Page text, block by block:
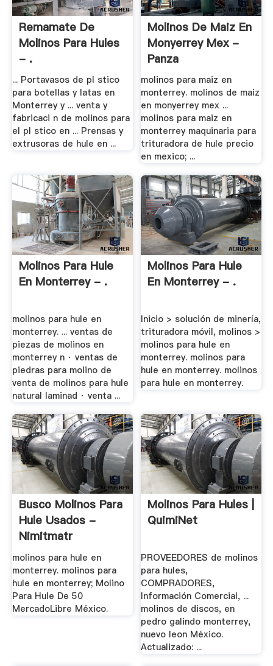
Remamate De
Molinos Para Hules
- .
... Portavasos de pl stico
para botellas y latas en
Monterrey y ... venta y
fabricaci n de molinos para
el pl stico en ... Prensas y
extrusoras de hule en ...
Molinos De Maiz En
Monyerrey Mex -
Panza
molinos para maiz en
monterrey. molinos de maiz
en monyerrey mex ...
molinos para maiz en
monterrey maquinaria para
trituradora de hule precio
en mexico; ...
Molinos Para Hule
En Monterrey - .
molinos para hule en
monterrey. ... ventas de
piezas de molinos en
monterrey n · ventas de
piedras para molino de
venta de molinos para hule
natural laminad · venta ...
Molinos Para Hule
En Monterrey - .
Inicio > solución de minería,
trituradora móvil, molinos >
molinos para hule en
monterrey. molinos para
hule en monterrey. molinos
para hule en monterrey.
Busco Molinos Para
Hule Usados -
Nimitmatr
molinos para hule en
monterrey. molinos para
hule en monterrey; Molino
Para Hule De 50
MercadoLibre México.
Molinos Para Hules |
QuimiNet
PROVEEDORES de molinos
para hules,
COMPRADORES,
Información Comercial, ...
molinos de discos, en
pedro galindo monterrey,
nuevo leon México.
Actualizado: ...